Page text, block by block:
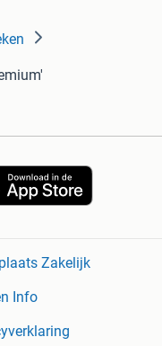
Zakelijk
Info